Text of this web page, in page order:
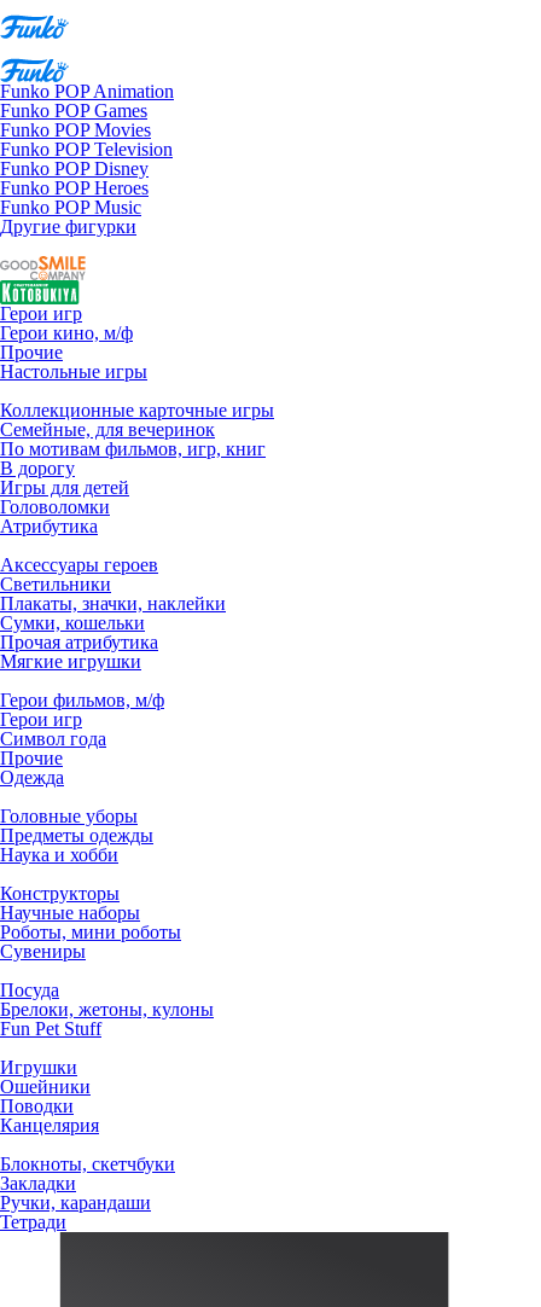
Funko POP Animation
Funko POP Games
Funko POP Movies
Funko POP Television
Funko POP Disney
Funko POP Heroes
Funko POP Music
Другие фигурки
Герои игр
Герои кино, м/ф
Прочие
Настольные игры
Коллекционные карточные игры
Семейные, для вечеринок
По мотивам фильмов, игр, книг
В дорогу
Игры для детей
Головоломки
Атрибутика
Аксессуары героев
Светильники
Плакаты, значки, наклейки
Сумки, кошельки
Прочая атрибутика
Мягкие игрушки
Герои фильмов, м/ф
Герои игр
Символ года
Прочие
Одежда
Головные уборы
Предметы одежды
Наука и хобби
Конструкторы
Научные наборы
Роботы, мини роботы
Сувениры
Посуда
Брелоки, жетоны, кулоны
Fun Pet Stuff
Игрушки
Ошейники
Поводки
Канцелярия
Блокноты, скетчбуки
Закладки
Ручки, карандаши
Тетради